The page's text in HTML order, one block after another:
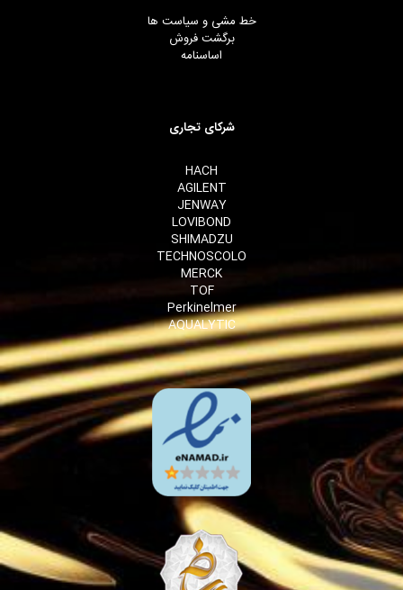
خط مشی و سیاست ها
برگشت فروش
اساسنامه
شرکای تجاری
HACH
AGILENT
JENWAY
LOVIBOND
SHIMADZU
TECHNOSCOLO
MERCK
TOF
Perkinelmer
AQUALYTIC